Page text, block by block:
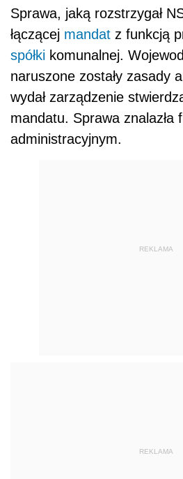
Sprawa, jaką rozstrzygał
łączącej mandat z funkcją
spółki komunalnej.
naruszone zostały zasady
wydał zarządzenie
mandatu. Sprawa znalazła
administracyjnym.
REKLAMA
REKLAMA